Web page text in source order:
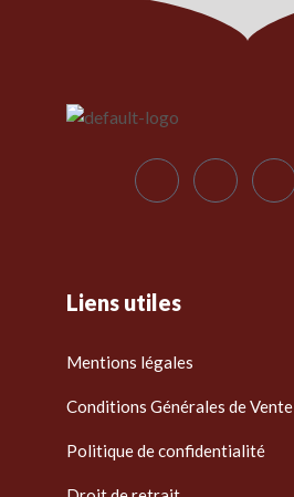
Liens utiles
Mentions légales
Conditions Générales de Vente
Politique de confidentialité